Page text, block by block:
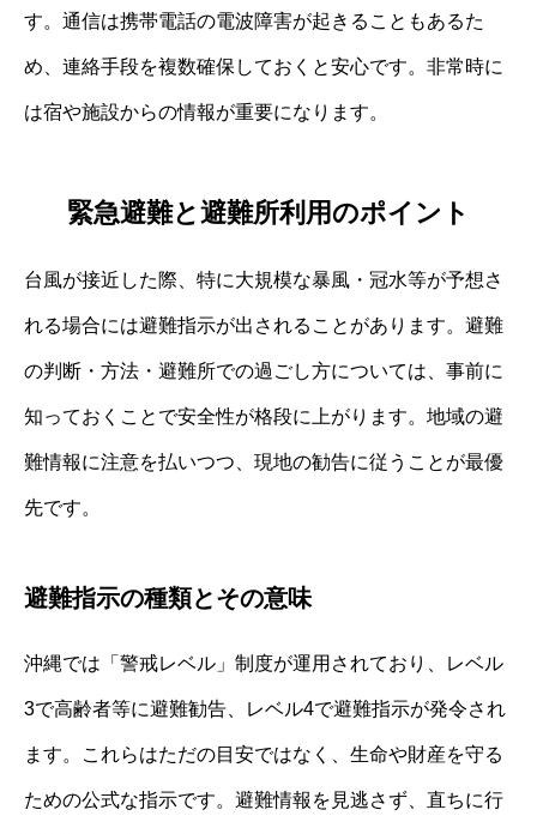
す。通信は携帯電話の電波障害が起きることもあるた
め、連絡手段を複数確保しておくと安心です。非常時に
は宿や施設からの情報が重要になります。
緊急避難と避難所利用のポイント
台風が接近した際、特に大規模な暴風・冠水等が予想さ
れる場合には避難指示が出されることがあります。避難
の判断・方法・避難所での過ごし方については、事前に
知っておくことで安全性が格段に上がります。地域の避
難情報に注意を払いつつ、現地の勧告に従うことが最優
先です。
避難指示の種類とその意味
沖縄では「警戒レベル」制度が運用されており、レベル
3で高齢者等に避難勧告、レベル4で避難指示が発令され
ます。これらはただの目安ではなく、生命や財産を守る
ための公式な指示です。避難情報を見逃さず、直ちに行